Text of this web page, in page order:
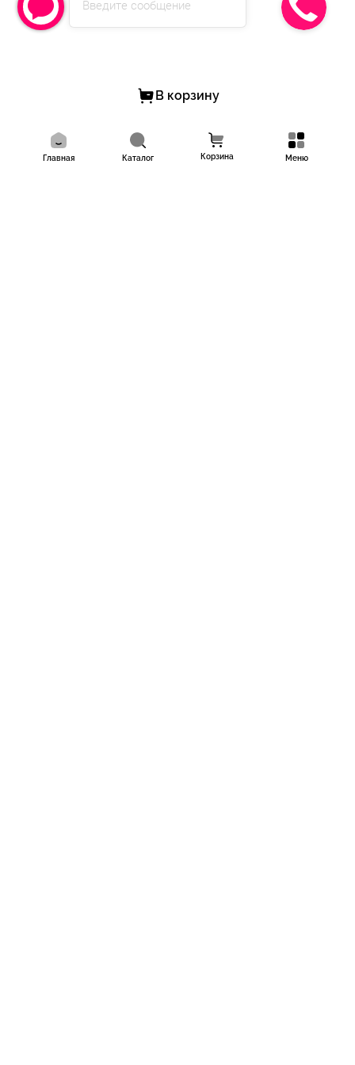
подать заявку]
- Работаем по договору и госконтрактами;
- Предоставляем любые закрывающие документы.
более 10 000 довольных клиентов!
В корзину
Главная Каталог Корзина Меню
Введите сообщение